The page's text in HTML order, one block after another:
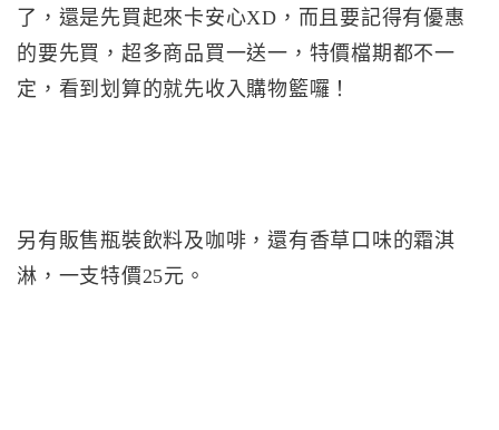
了，還是先買起來卡安心XD，而且要記得有優惠
的要先買，超多商品買一送一，特價檔期都不一
定，看到划算的就先收入購物籃囉！
另有販售瓶裝飲料及咖啡，還有香草口味的霜淇
淋，一支特價25元。